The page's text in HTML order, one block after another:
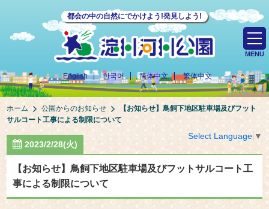
都会の中の自然にでかけよう!発見しよう!
English 한국어 简体中文 繁体中文
MENU
ホーム 公園からのお知らせ
【お知らせ】鳥飼下地区駐車場及びフット
サルコート工事による制限について
Select Language ▼
2023/2/28(火)
【お知らせ】鳥飼下地区駐車場及びフットサルコート工
事による制限について